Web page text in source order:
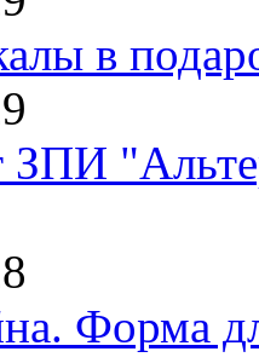
в
ЗПИ
Форма